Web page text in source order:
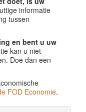
informatie
tussen
en bent u uw
kan u niet
Doe dan een
FOD Economie.